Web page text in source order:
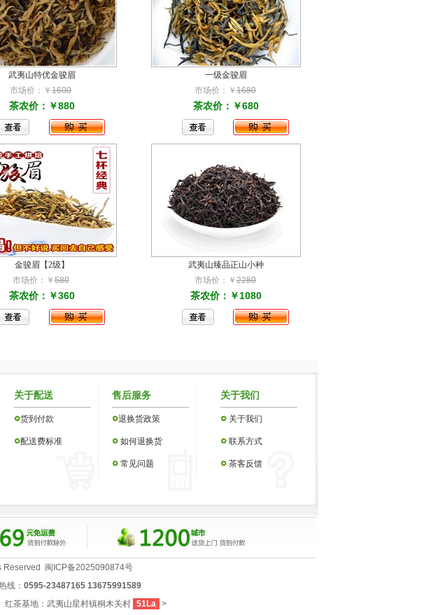
武夷山特优金骏眉
市场价：￥ 1600
茶农价：￥880
一级金骏眉
市场价：￥1680
茶农价：￥680
金骏眉【2级】
市场价：￥580
茶农价：￥360
武夷山臻品正山小种
市场价：￥2280
茶农价：￥1080
关于配送
货到付款
配送费标准
售后服务
退换货政策
如何退换货
常见问题
关于我们
关于我们
联系方式
茶客反馈
Reserved 闽ICP备2025090874号
线： 0595-23487165 13675991589
茶基地：武夷山星村镇桐木关村 51La >